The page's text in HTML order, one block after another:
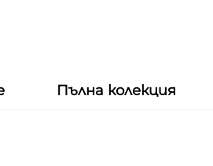
Пълна колекция